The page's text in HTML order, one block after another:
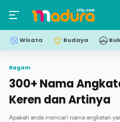
Wisata Budaya
Ragam
300+ Nama
Keren dan Artinya
Apakah anda mencari nama angkatan